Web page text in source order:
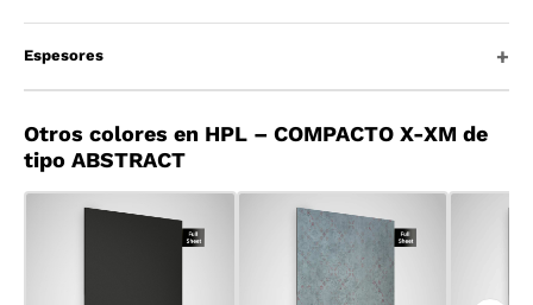
Espesores
Otros colores en HPL – COMPACTO X-XM de
tipo ABSTRACT